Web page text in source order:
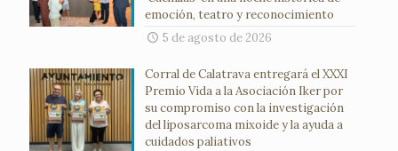
emoción, teatro y reconocimiento
5 de agosto de 2026
Corral de Calatrava entregará el XXXI
Premio Vida a la Asociación Iker por
su compromiso con la investigación
del liposarcoma mixoide y la ayuda a
cuidados paliativos